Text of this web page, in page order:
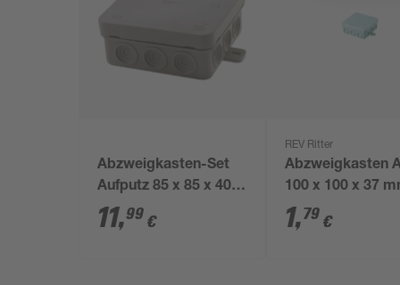
Abzweigkasten-Set
Aufputz 85 x 85 x 40
mm 10 Stück
11,99 €
REV Ritter
Abzweigkasten
100 x 100 x 37
grau
1,79 €